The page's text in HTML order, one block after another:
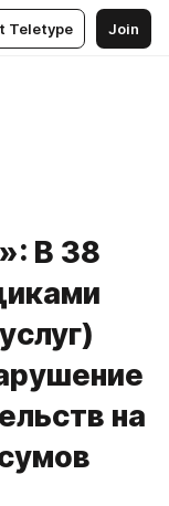
Teletype Join
В 38
на